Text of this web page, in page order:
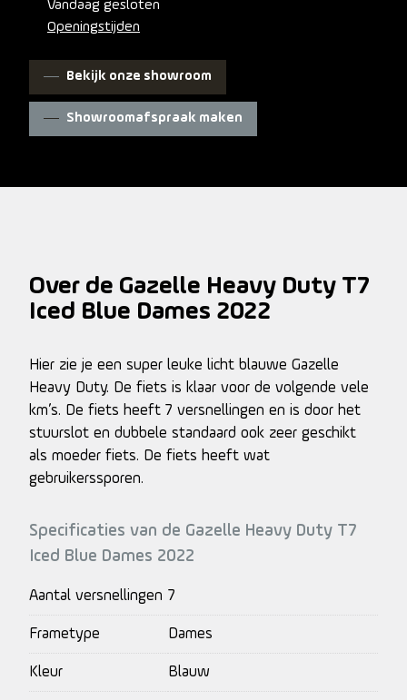
Vandaag gesloten
Openingstijden
Bekijk onze showroom
Showroomafspraak maken
Over de Gazelle Heavy Duty T7
Iced Blue Dames 2022
Hier zie je een super leuke licht blauwe Gazelle
Heavy Duty. De fiets is klaar voor de volgende vele
km’s. De fiets heeft 7 versnellingen en is door het
stuurslot en dubbele standaard ook zeer geschikt
als moeder fiets. De fiets heeft wat
gebruikerssporen.
Specificaties van de Gazelle Heavy Duty T7
Iced Blue Dames 2022
Aantal versnellingen 7
Frametype Dames
Kleur Blauw